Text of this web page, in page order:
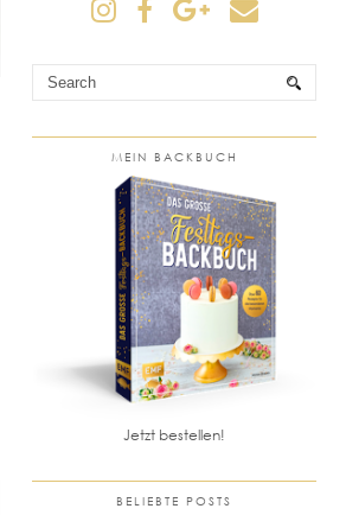
MEIN BACKBUCH
Jetzt bestellen!
BELIEBTE POSTS